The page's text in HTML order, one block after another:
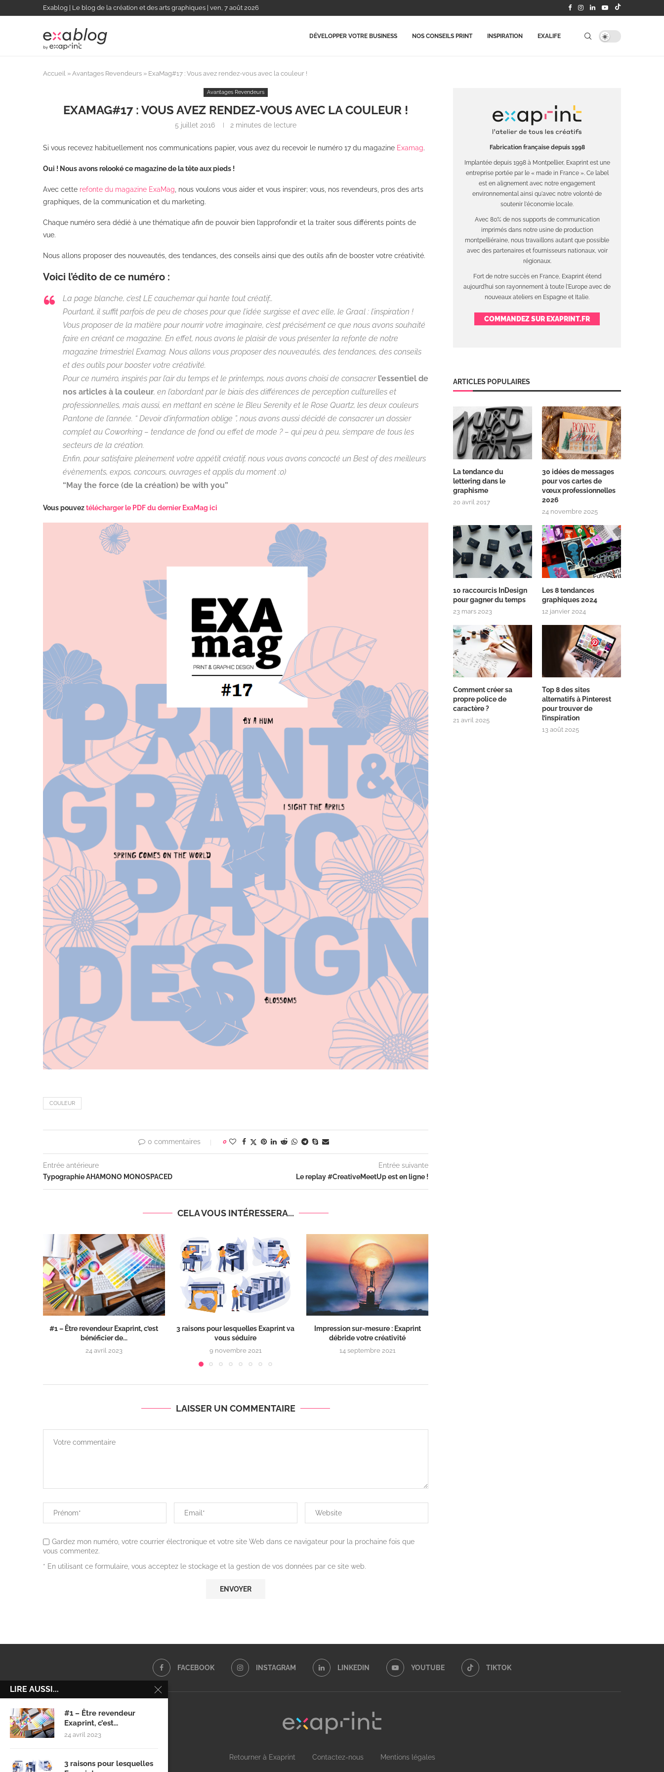
Exablog | Le blog de la création et des arts graphiques | ven, 7 août 2026
DÉVELOPPER VOTRE BUSINESS NOS CONSEILS PRINT INSPIRATION EXALIFE
Accueil » Avantages Revendeurs » ExaMag#17 : Vous avez rendez-vous avec la couleur !
Avantages Revendeurs
EXAMAG#17 : VOUS AVEZ RENDEZ-VOUS AVEC LA COULEUR !
5 juillet 2016 2 minutes de lecture
Si vous recevez habituellement nos communications papier, vous avez du recevoir le numéro 17 du magazine Examag.
Oui ! Nous avons relooké ce magazine de la tête aux pieds !
Avec cette refonte du magazine ExaMag , nous voulons vous aider et vous inspirer; vous, nos revendeurs, pros des arts
graphiques, de la communication et du marketing.
Chaque numéro sera dédié à une thématique afin de pouvoir bien l’approfondir et la traiter sous différents points de
vue.
Nous allons proposer des nouveautés, des tendances, des conseils ainsi que des outils afin de booster votre créativité.
Voici l’édito de ce numéro :
La page blanche, c’est LE cauchemar qui hante tout créatif…
Pourtant, il suffit parfois de peu de choses pour que l’idée surgisse et avec elle, le Graal : l’inspiration !
Vous proposer de la matière pour nourrir votre imaginaire, c’est précisément ce que nous avons souhaité
faire en créant ce magazine. En effet, nous avons le plaisir de vous présenter la refonte de notre
magazine trimestriel Examag. Nous allons vous proposer des nouveautés, des tendances, des conseils
et des outils pour booster votre créativité.
Pour ce numéro, inspirés par l’air du temps et le printemps, nous avons choisi de consacrer l’essentiel de
nos articles à la couleur, en l’abordant par le biais des différences de perception culturelles et
professionnelles, mais aussi, en mettant en scène le Bleu Serenity et le Rose Quartz, les deux couleurs
Pantone de l’année. “ Devoir d’information oblige ”, nous avons aussi décidé de consacrer un dossier
complet au Coworking – tendance de fond ou effet de mode ? – qui peu à peu, s’empare de tous les
secteurs de la création.
Enfin, pour satisfaire pleinement votre appétit créatif, nous vous avons concocté un Best of des meilleurs
évènements, expos, concours, ouvrages et applis du moment :0)
“May the force (de la création) be with you”
Vous pouveztélécharger le PDF du dernier ExaMag ici
COULEUR
0 commentaires 0
Entrée antérieure
Typographie AHAMONO MONOSPACED
Entrée suivante
Le replay #CreativeMeetUp est en ligne !
CELA VOUS INTÉRESSERA...
#1 – Être revendeur Exaprint, c’est
bénéficier de...
24 avril 2023
3 raisons pour lesquelles Exaprint va
vous séduire
9 novembre 2021
Impression sur-mesure : Exaprint
débride votre créativité
14 septembre 2021
LAISSER UN COMMENTAIRE
Gardez mon numéro, votre courrier électronique et votre site Web dans ce navigateur pour la prochaine fois que
vous commentez.
* En utilisant ce formulaire, vous acceptez le stockage et la gestion de vos données par ce site web.
Fabrication française depuis 1998
Implantée depuis 1998 à Montpellier, Exaprint est une
entreprise portée par le « made in France ». Ce label
est en alignement avec notre engagement
environnemental ainsi qu'avec notre volonté de
soutenir l'économie locale.
Avec 80% de nos supports de communication
imprimés dans notre usine de production
montpelliéraine, nous travaillons autant que possible
avec des partenaires et fournisseurs nationaux, voir
régionaux.
Fort de notre succès en France, Exaprint étend
aujourd'hui son rayonnement à toute l'Europe avec de
nouveaux ateliers en Espagne et Italie.
COMMANDEZ SUR EXAPRINT.FR
ARTICLES POPULAIRES
La tendance du
lettering dans le
graphisme
20 avril 2017
30 idées de messages
pour vos cartes de
vœux professionnelles
2026
24 novembre 2025
10 raccourcis InDesign
pour gagner du temps
23 mars 2023
Les 8 tendances
graphiques 2024
12 janvier 2024
Comment créer sa
propre police de
caractère ?
21 avril 2025
Top 8 des sites
alternatifs à Pinterest
pour trouver de
l’inspiration
13 août 2025
FACEBOOK INSTAGRAM LINKEDIN YOUTUBE TIKTOK
Retourner à Exaprint Contactez-nous Mentions légales
LIRE AUSSI...
#1 – Être revendeur
Exaprint, c’est...
24 avril 2023
3 raisons pour lesquelles